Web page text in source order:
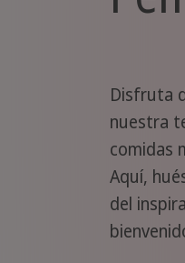
Disfruta
nuestra
comidas
Aquí,
del